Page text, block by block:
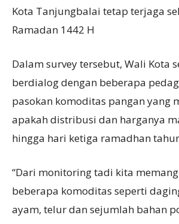
Kota Tanjungbalai tetap terjaga
Ramadan 1442 H
Dalam survey tersebut, Wali Kota
berdialog dengan beberapa
pasokan komoditas pangan yang
apakah distribusi dan harganya
hingga hari ketiga ramadhan
“Dari monitoring tadi kita
beberapa komoditas seperti
ayam, telur dan sejumlah bahan